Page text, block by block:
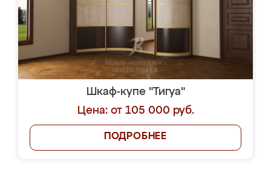
Шкаф-купе "Тигуа"
Цена: от 105 000 руб.
ПОДРОБНЕЕ